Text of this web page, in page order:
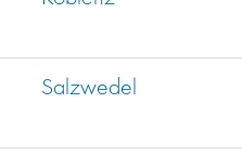
Salzwedel